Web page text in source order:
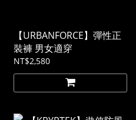
【URBANFORCE】彈性正
裝褲 男女適穿
NT$2,580